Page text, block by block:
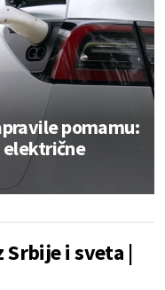
pomamu:
električne
Srbije i sveta |